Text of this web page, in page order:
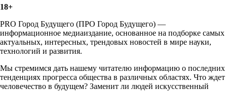
18+
PRO Город Будущего (ПРО Город Будущего) —
информационное медиаиздание, основанное на подборке самых
актуальных, интересных, трендовых новостей в мире науки,
технологий и развития.
Мы стремимся дать нашему читателю информацию о последних
тенденциях прогресса общества в различных областях. Что ждет
человечество в будущем? Заменит ли людей искусственный